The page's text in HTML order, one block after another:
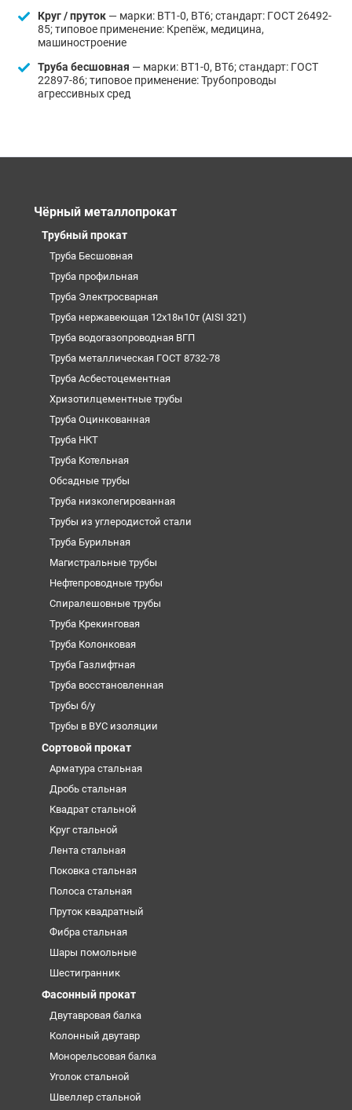
Круг / пруток— марки: ВТ1-0, ВТ6; стандарт: ГОСТ 26492-
85; типовое применение: Крепёж, медицина,
машиностроение
Труба бесшовная — марки: ВТ1-0, ВТ6; стандарт: ГОСТ
22897-86; типовое применение: Трубопроводы
агрессивных сред
Чёрный металлопрокат
Трубный прокат
Труба Бесшовная
Труба профильная
Труба Электросварная
Труба нержавеющая 12х18н10т (AISI 321)
Труба водогазопроводная ВГП
Труба металлическая ГОСТ 8732-78
Труба Асбестоцементная
Хризотилцементные трубы
Труба Оцинкованная
Труба НКТ
Труба Котельная
Обсадные трубы
Труба низколегированная
Трубы из углеродистой стали
Труба Бурильная
Магистральные трубы
Нефтепроводные трубы
Спиралешовные трубы
Труба Крекинговая
Труба Колонковая
Труба Газлифтная
Труба восстановленная
Трубы б/у
Трубы в ВУС изоляции
Сортовой прокат
Арматура стальная
Дробь стальная
Квадрат стальной
Круг стальной
Лента стальная
Поковка стальная
Полоса стальная
Пруток квадратный
Фибра стальная
Шары помольные
Шестигранник
Фасонный прокат
Двутавровая балка
Колонный двутавр
Монорельсовая балка
Уголок стальной
Швеллер стальной